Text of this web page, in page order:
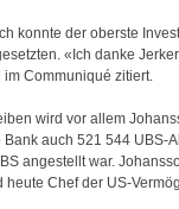
konnte der oberste
«Ich danke
im Communiqué zitiert.
wird vor allem
auch 521 544 UBS-
angestellt war.
heute Chef der US-